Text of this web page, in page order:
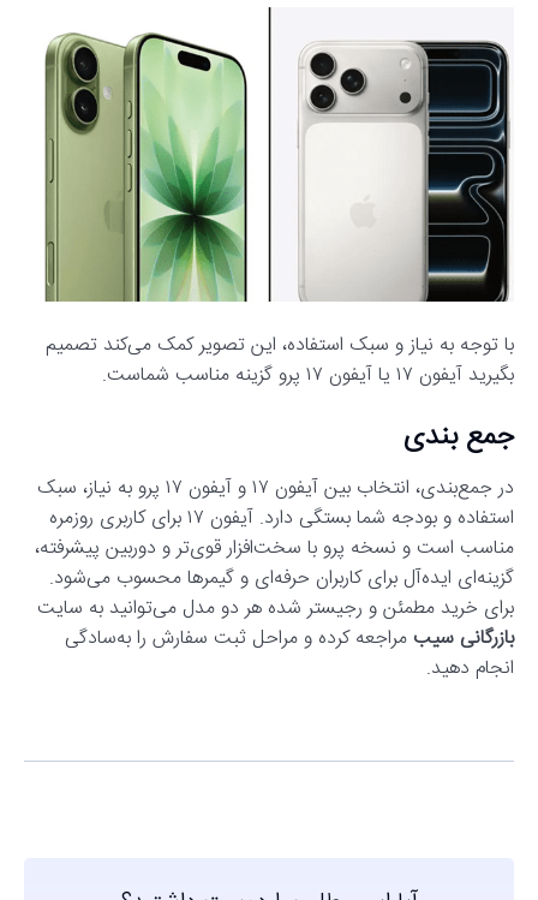
با توجه به نیاز و سبک استفاده، این تصویر کمک می‌کند تصمیم
بگیرید آیفون ۱۷ یا آیفون ۱۷ پرو گزینه مناسب شماست.
جمع‌ بندی
در جمع‌بندی، انتخاب بین آیفون ۱۷ و آیفون ۱۷ پرو به نیاز، سبک
استفاده و بودجه شما بستگی دارد. آیفون ۱۷ برای کاربری روزمره
مناسب است و نسخه پرو با سخت‌افزار قوی‌تر و دوربین پیشرفته،
گزینه‌ای ایده‌آل برای کاربران حرفه‌ای و گیمرها محسوب می‌شود.
برای خرید مطمئن و رجیستر شده هر دو مدل می‌توانید به سایت
بازرگانی سیب مراجعه کرده و مراحل ثبت سفارش را به‌سادگی
انجام دهید.